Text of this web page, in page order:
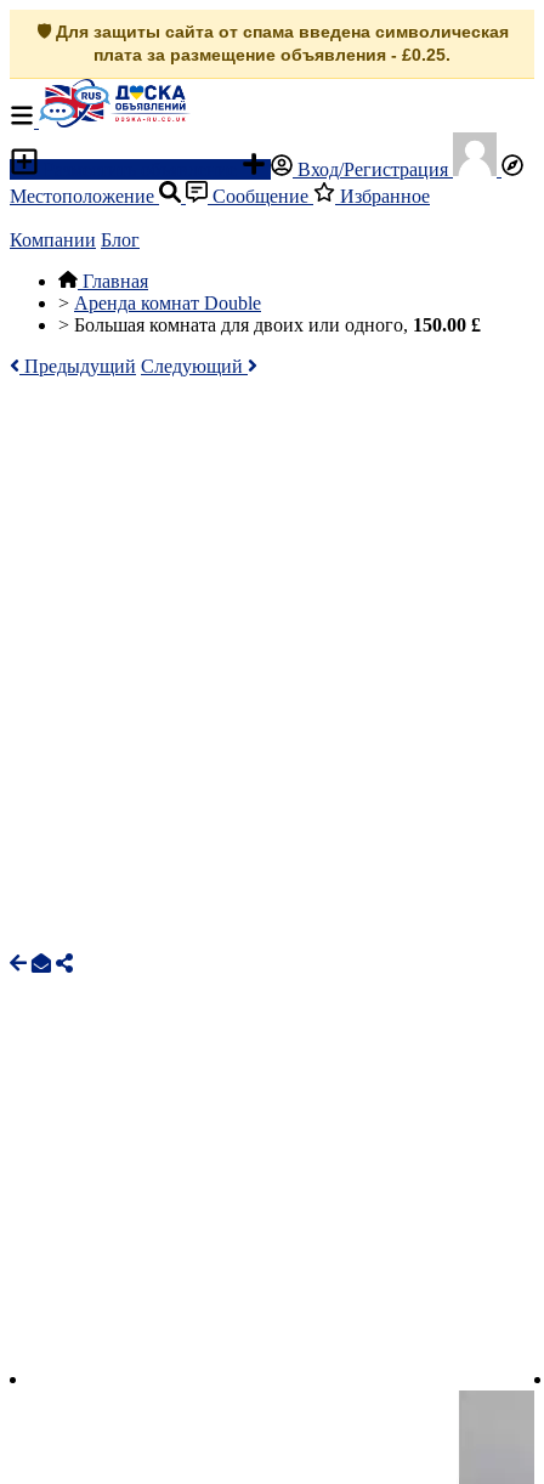
🛡️ Для защиты сайта от спама введена символическая
плата за размещение объявления - £0.25.
Вход/Регистрация
Местоположение
Сообщение Избранное
Компании Блог
Главная
> Аренда комнат Double
> Большая комната для двоих или одного, 150.00 £
Предыдущий Следующий